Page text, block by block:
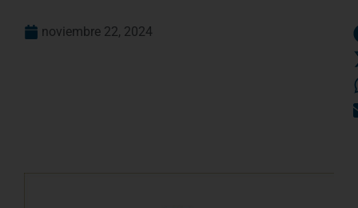
noviembre 22, 2024